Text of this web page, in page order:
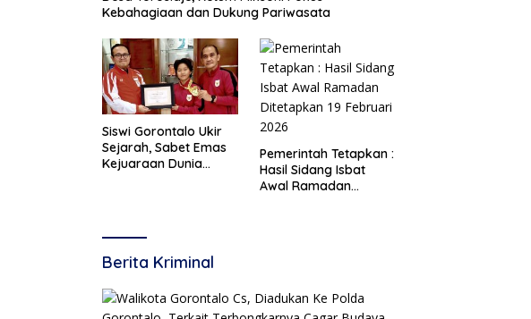
Kebahagiaan dan Dukung Pariwasata
Siswi Gorontalo Ukir
Sejarah, Sabet Emas
Kejuaraan Dunia
Pemerintah Tetapkan :
Hasil Sidang Isbat
Awal Ramadan
Berita Kriminal